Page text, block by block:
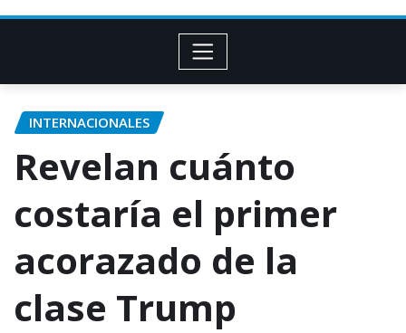
INTERNACIONALES
Revelan cuánto
costaría el primer
acorazado de la
clase Trump